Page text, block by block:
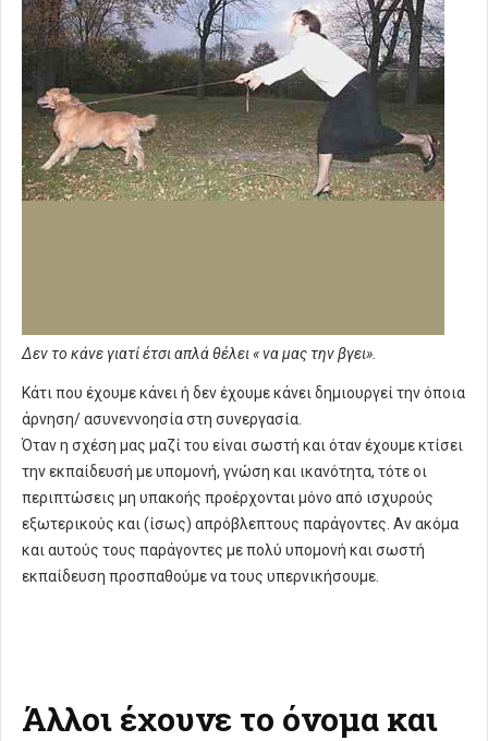
Δεν το κάνε γιατί έτσι απλά θέλει « να μας την βγει».
Κάτι που έχουμε κάνει ή δεν έχουμε κάνει δημιουργεί την όποια
άρνηση/ ασυνεννοησία στη συνεργασία.
Όταν η σχέση μας μαζί του είναι σωστή και όταν έχουμε κτίσει
την εκπαίδευσή με υπομονή, γνώση και ικανότητα, τότε οι
περιπτώσεις μη υπακοής προέρχονται μόνο από ισχυρούς
εξωτερικούς και (ίσως) απρόβλεπτους παράγοντες. Αν ακόμα
και αυτούς τους παράγοντες με πολύ υπομονή και σωστή
εκπαίδευση προσπαθούμε να τους υπερνικήσουμε.
Άλλοι έχουνε το όνομα και